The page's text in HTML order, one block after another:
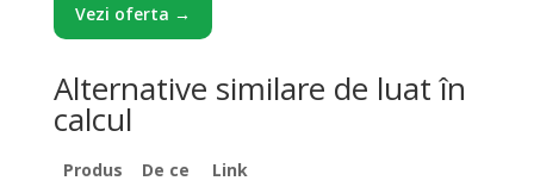
Vezi oferta →
Alternative similare de luat în
calcul
Produs De ce Link